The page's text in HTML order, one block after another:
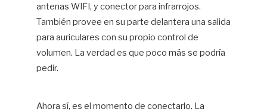
antenas WIFI, y conector para infrarrojos.
También provee en su parte delantera una salida
para auriculares con su propio control de
volumen. La verdad es que poco más se podría
pedir.
Ahora sí, es el momento de conectarlo. La